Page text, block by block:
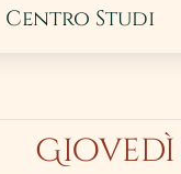
Centro Studi
Giovedì